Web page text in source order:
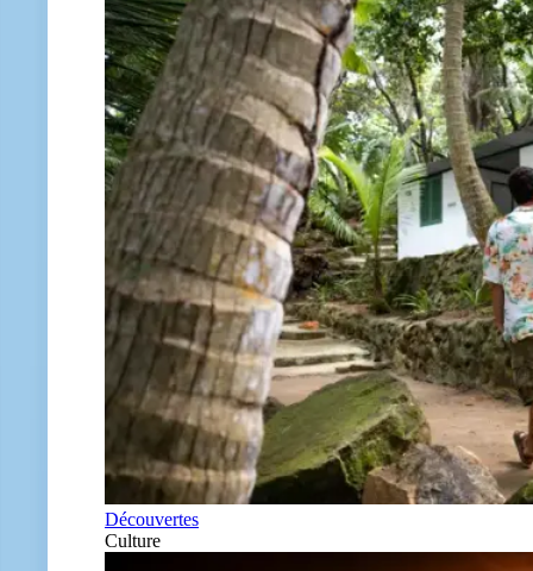
Découvertes
Culture